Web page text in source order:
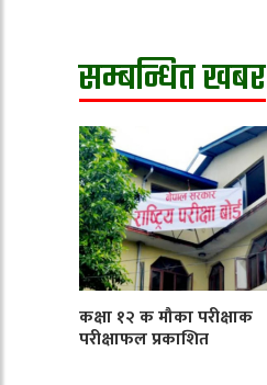
सम्बन्धित खबर
कक्षा १२ क मौका परीक्षाक
परीक्षाफल प्रकाशित